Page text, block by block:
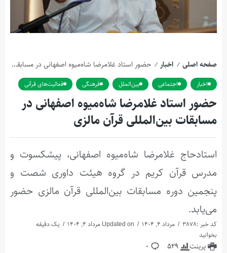
صفحه اصلی / اخبار / حضور استاد غلامرضا شاه‌میوه ‌اصفهانی در مسابقات بین‌المللی قرآن مالزی
اخبار اجتماعی بین‌الملل فرهنگی فعالیت‌های قرآنی
حضور استاد غلامرضا شاه‌میوه ‌اصفهانی در
مسابقات بین‌المللی قرآن مالزی
استادحاج غلامرضا شاه‌میوه ‌اصفهانی، پیشکسوت و
مدرس قرآن کریم در گروه هیئت داوری شصت و
پنجمین دوره مسابقات بین‌المللی قرآن مالزی حضور
می‌یابد.
کد خبر :3878 مرداد 4, 1404
یک دقیقه
بخوانید
پرینت 529
0